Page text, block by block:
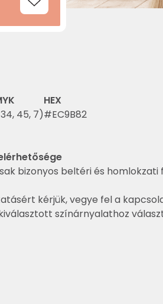
Add to Wishlist
45, 7)
HEX
#EC9B82
bizonyos beltéri és
kérjük, vegye fel a
színárnyalathoz